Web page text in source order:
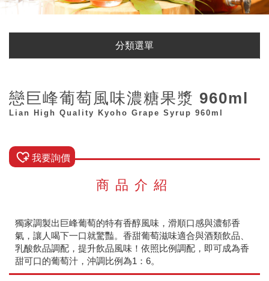
分類選單
戀巨峰葡萄風味濃糖果漿 960ml
Lian High Quality Kyoho Grape Syrup 960ml
我要詢價
商品介紹
獨家調製出巨峰葡萄的特有香醇風味，滑順口感與濃郁香
氣，讓人喝下一口就驚豔。香甜葡萄滋味適合與酒類飲品、
乳酸飲品調配，提升飲品風味！依照比例調配，即可成為香
甜可口的葡萄汁，沖調比例為1：6。